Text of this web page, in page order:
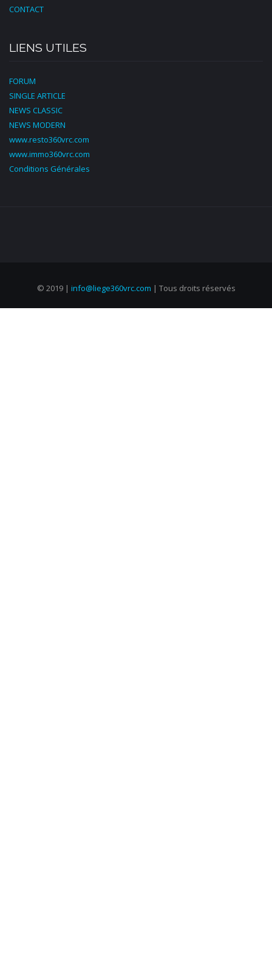
CONTACT
LIENS UTILES
FORUM
SINGLE ARTICLE
NEWS CLASSIC
NEWS MODERN
www.resto360vrc.com
www.immo360vrc.com
Conditions Générales
© 2019 | info@liege360vrc.com | Tous droits réservés